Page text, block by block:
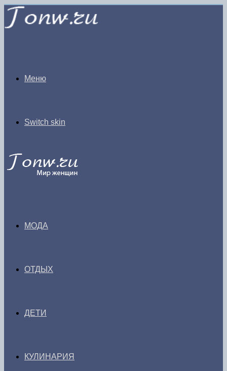
Меню
Switch skin
МОДА
ОТДЫХ
ДЕТИ
КУЛИНАРИЯ